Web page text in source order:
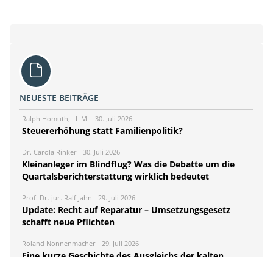
NEUESTE BEITRÄGE
Ralph Homuth, LL.M. 30. Juli 2026
Steuererhöhung statt Familienpolitik?
Dr. Carola Rinker 30. Juli 2026
Kleinanleger im Blindflug? Was die Debatte um die
Quartalsberichterstattung wirklich bedeutet
Prof. Dr. jur. Ralf Jahn 29. Juli 2026
Update: Recht auf Reparatur – Umsetzungsgesetz
schafft neue Pflichten
Roland Nonnenmacher 29. Juli 2026